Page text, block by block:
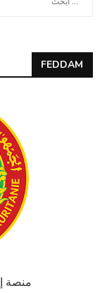
FEDDAM
منصة